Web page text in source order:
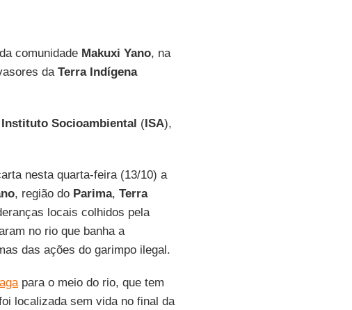
comunidade Makuxi Yano, na
da Terra Indígena
Instituto Socioambiental (ISA),
nesta quarta-feira (13/10) a
, região do Parima, Terra
locais colhidos pela
no rio que banha a
das ações do garimpo ilegal.
para o meio do rio, que tem
localizada sem vida no final da